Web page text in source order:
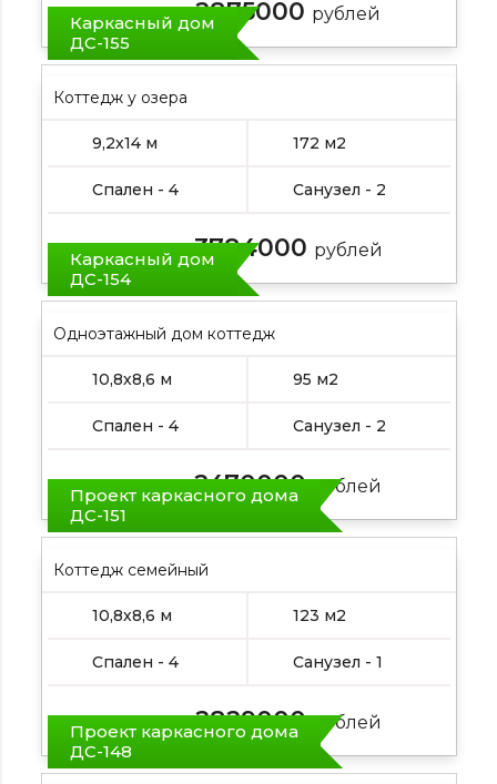
Цена от: 2875000 рублей
Каркасный дом
ДС-155
Коттедж у озера
9,2х14 м 172 м2
Спален - 4 Санузел - 2
Цена от: 3784000 рублей
Каркасный дом
ДС-154
Одноэтажный дом коттедж
10,8х8,6 м 95 м2
Спален - 4 Санузел - 2
Цена от: 2470000рублей
Проект каркасного дома
ДС-151
Коттедж семейный
10,8х8,6 м 123 м2
Спален - 4 Санузел - 1
Цена от: 2829000рублей
Проект каркасного дома
ДС-148